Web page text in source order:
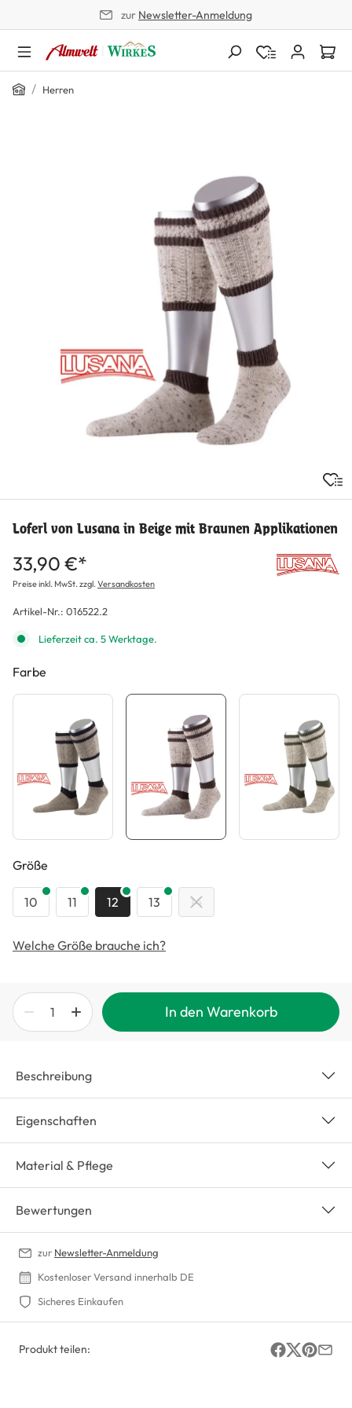
zur Newsletter-Anmeldung
Home
/ Herren
Loferl von Lusana in Beige mit Braunen Applikationen
33,90 €*
Preise inkl. MwSt. zzgl.Versandkosten
Artikel-Nr.: 016522.2
Lieferzeit ca. 5 Werktage.
Farbe
Größe
10 11 12 13 14
Welche Größe brauche ich?
In den Warenkorb
Beschreibung
Eigenschaften
Material & Pflege
Bewertungen
zur Newsletter-Anmeldung
Kostenloser Versand innerhalb DE
Sicheres Einkaufen
Produkt teilen: